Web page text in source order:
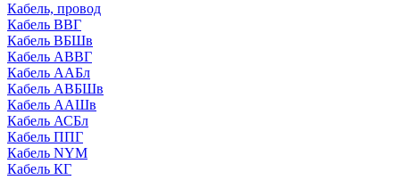
Кабель, провод
Кабель ВВГ
Кабель ВБШв
Кабель АВВГ
Кабель ААБл
Кабель АВБШв
Кабель ААШв
Кабель АСБл
Кабель ППГ
Кабель NYM
Кабель КГ